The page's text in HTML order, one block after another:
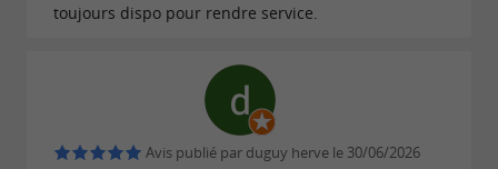
de France
est une rivière majestueuse qui
serpente à travers le
Périgord Vert
paysages variés et pittoresques. Selon Elysée
toujours dispo pour rendre service.
Avis publié par duguy herve le 30/06/2026